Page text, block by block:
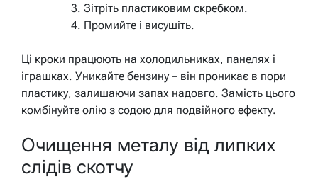
Зітріть пластиковим скребком.
Промийте і висушіть.
Ці кроки працюють на холодильниках, панелях і
іграшках. Уникайте бензину – він проникає в пори
пластику, залишаючи запах надовго. Замість цього
комбінуйте олію з содою для подвійного ефекту.
Очищення металу від липких
слідів скотчу